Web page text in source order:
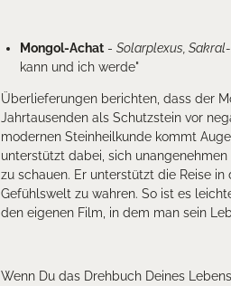
Mongol-Achat - Solarplexus,
kann und ich werde"
Überlieferungen berichten, dass der
Jahrtausenden als Schutzstein vor
modernen Steinheilkunde kommt
unterstützt dabei, sich
zu schauen. Er unterstützt die Reise
Gefühlswelt zu wahren. So ist es
den eigenen Film, in dem man sein
Wenn Du das Drehbuch Deines